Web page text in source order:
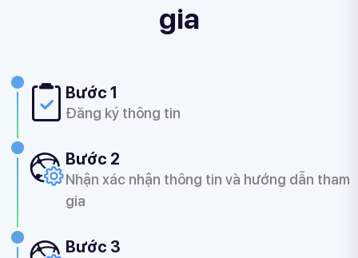
gia
Bước 1
Đăng ký thông tin
Bước 2
Nhận xác nhận thông tin và hướng dẫn tham
gia
Bước 3